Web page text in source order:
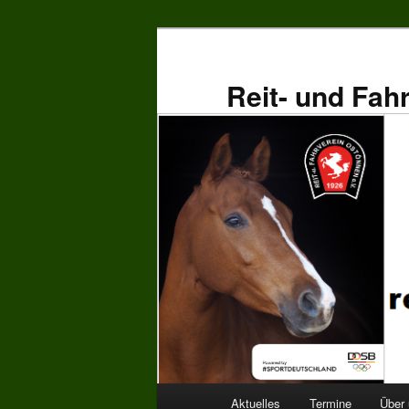
Reit- und
Aktuelles Termine Über